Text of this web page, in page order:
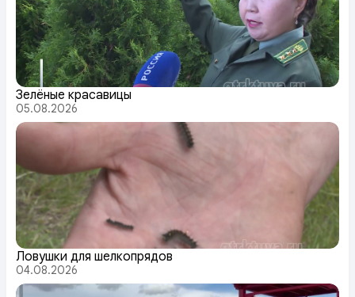
Зелёные красавицы
05.08.2026
Ловушки для шелкопрядов
04.08.2026